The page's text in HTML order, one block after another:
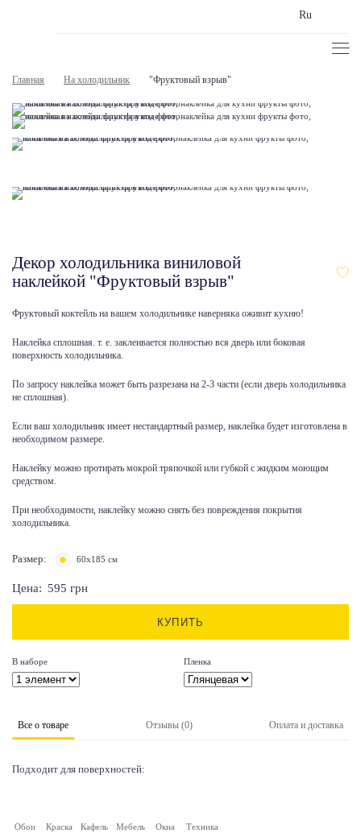
Ru
Главная На холодильник "Фруктовый взрыв"
Декор холодильника виниловой
наклейкой "Фруктовый взрыв"
Фруктовый коктейль на вашем холодильнике наверняка оживит кухню!
Наклейка сплошная. т. е. заклеивается полностью вся дверь или боковая
поверхность холодильника.
По запросу наклейка может быть разрезана на 2-3 части (если дверь холодильника
не сплошная).
Если ваш холодильник имеет нестандартный размер, наклейка будет изготовлена в
необходимом размере.
Наклейку можно протирать мокрой тряпочкой или губкой с жидким моющим
средством.
При необходимости, наклейку можно снять без повреждения покрытия
холодильника.
Размер: 60x185 см
Цена: 595 грн
КУПИТЬ
В наборе Пленка
Все о товаре Отзывы (0) Оплата и доставка
Подходит для поверхностей:
Обои Краска Кафель Мебель Окна Техника